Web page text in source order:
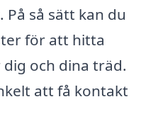
. På så sätt kan du
för att hitta
och dina träd.
att få kontakt